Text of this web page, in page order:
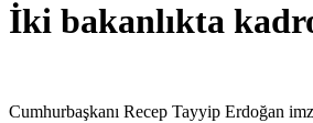
İki bakanlıkta
Cumhurbaşkanı Recep Tayyip Erdoğan